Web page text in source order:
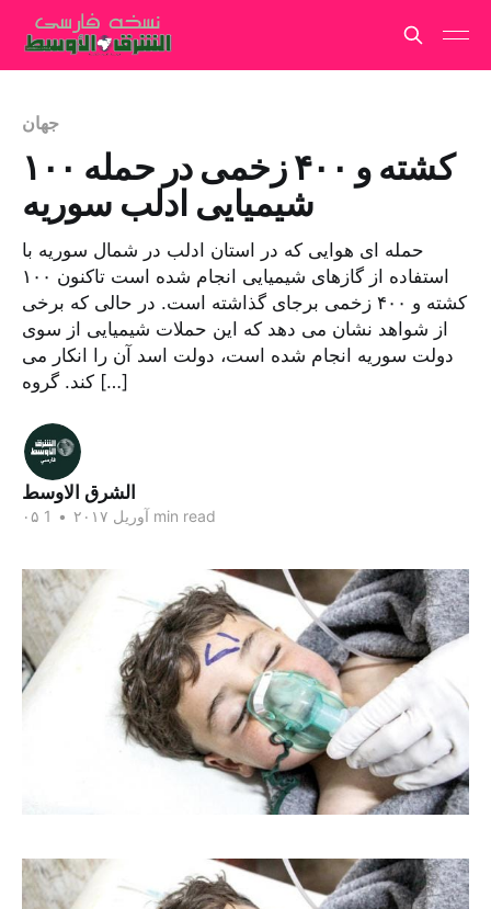
جهان
۱۰۰ کشته و ۴۰۰ زخمی در حمله
شیمیایی ادلب سوریه
حمله ای هوایی که در استان ادلب در شمال سوریه با
استفاده از گازهای شیمیایی انجام شده است تاکنون ۱۰۰
کشته و ۴۰۰ زخمی برجای گذاشته است. در حالی که برخی
از شواهد نشان می دهد که این حملات شیمیایی از سوی
دولت سوریه انجام شده است، دولت اسد آن را انکار می
کند. گروه […]
الشرق الاوسط
۰۵ آوریل ۲۰۱۷ • 1 min read